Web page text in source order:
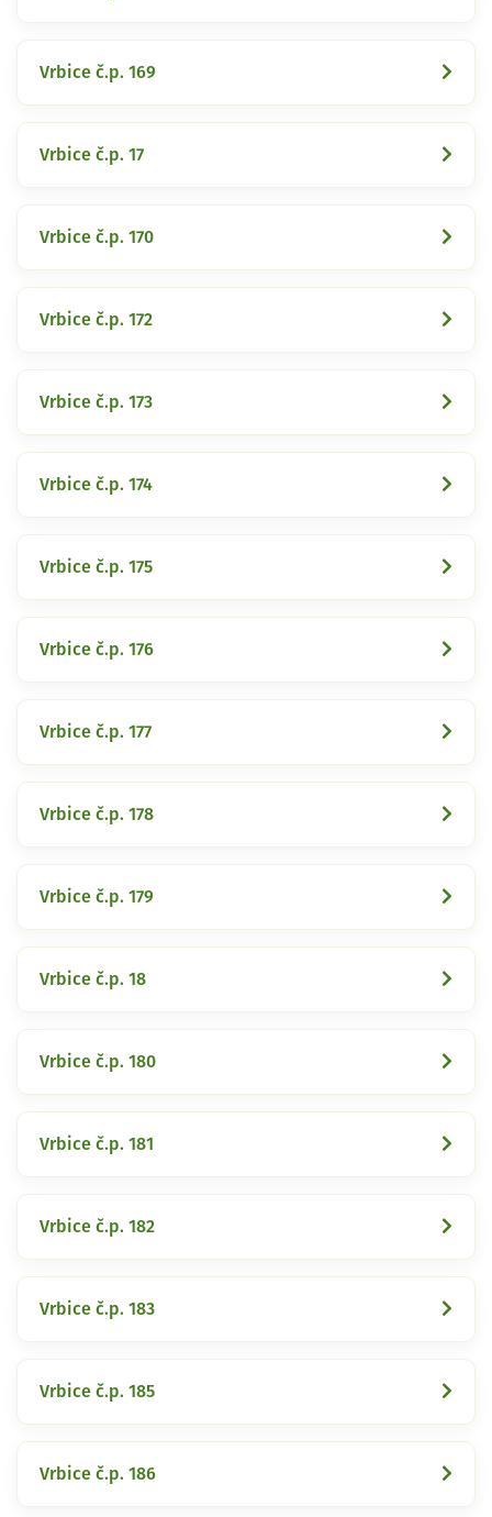
Vrbice č.p. 169
Vrbice č.p. 17
Vrbice č.p. 170
Vrbice č.p. 172
Vrbice č.p. 173
Vrbice č.p. 174
Vrbice č.p. 175
Vrbice č.p. 176
Vrbice č.p. 177
Vrbice č.p. 178
Vrbice č.p. 179
Vrbice č.p. 18
Vrbice č.p. 180
Vrbice č.p. 181
Vrbice č.p. 182
Vrbice č.p. 183
Vrbice č.p. 185
Vrbice č.p. 186